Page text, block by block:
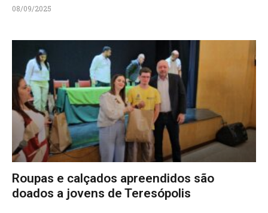
08/09/2025
Roupas e calçados apreendidos são
doados a jovens de Teresópolis